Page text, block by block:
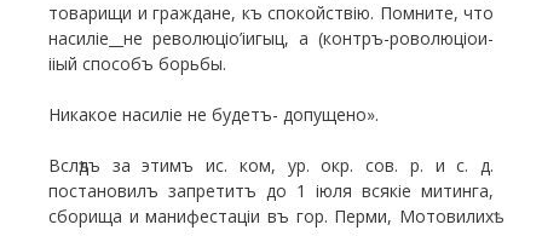
товарищи и граждане, къ спокойствію. Помните, что
насиліе__не революціо’іигыц, а (контръ-роволюціои-
ііый способъ борьбы.
Никакое насиліе не будетъ- допущено».
Вслѣдъ за этимъ ис. ком, ур. окр. сов. р. и с. д.
постановилъ запретитъ до 1 іюля всякіе митинга,
сборища и манифестаціи въ гор. Перми, Мотовилихѣ